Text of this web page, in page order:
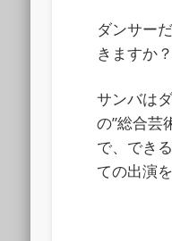
ダンサー
きますか？
サンバは
の”総合芸
で、でき
ての出演